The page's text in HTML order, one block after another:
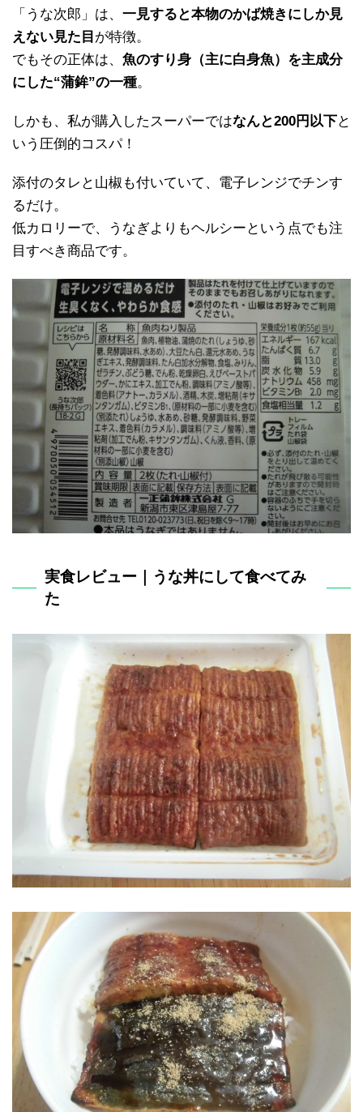
「うな次郎」は、 一見すると本物のかば焼きにしか見
えない見た目 が特徴。
でもその正体は、 魚のすり身（主に白身魚）を主成分
にした“蒲鉾”の一種。
しかも、私が購入したスーパーではなんと200円以下と
いう圧倒的コスパ！
添付のタレと山椒も付いていて、電子レンジでチンす
るだけ。
低カロリーで、うなぎよりもヘルシーという点でも注
目すべき商品です。
実食レビュー｜うな丼にして食べてみ
た